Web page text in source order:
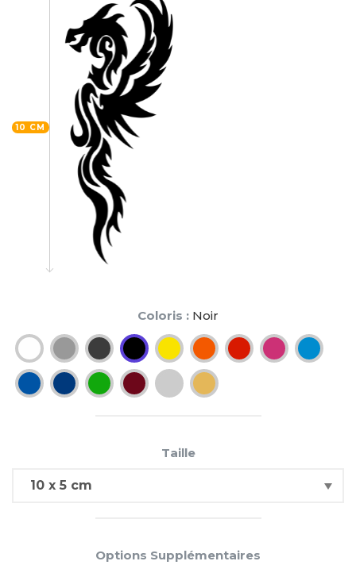
10 CM
Coloris : Noir
Taille
Options Supplémentaires